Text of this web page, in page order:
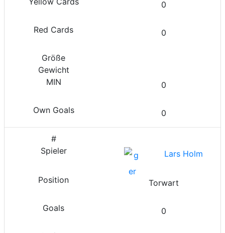
0
0
0
0
Lars Holm
Torwart
0